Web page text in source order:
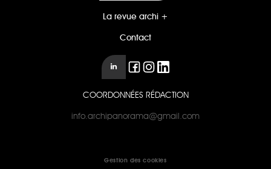
La revue archi +
Contact
COORDONNÉES RÉDACTION
info.archipanorama@gmail.com
Gestion des cookies